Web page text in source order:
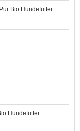
Bio Hundefutter
Hundefutter